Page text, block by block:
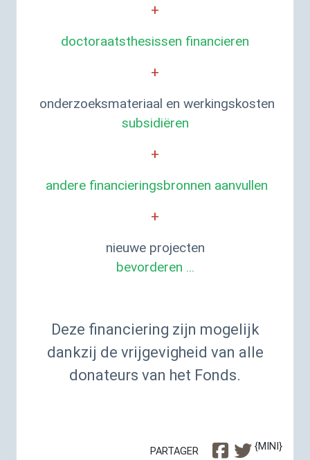
+
doctoraatsthesissen financieren
+
onderzoeksmateriaal en werkingskosten
subsidiëren
+
andere financieringsbronnen aanvullen
+
nieuwe projecten
bevorderen ...
Deze financiering zijn mogelijk
dankzij de vrijgevigheid van alle
donateurs van het Fonds.
PARTAGER {MINI}